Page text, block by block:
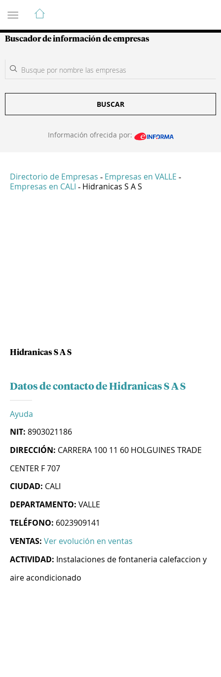
Guía de Empresas Colombianas
Buscador de información de empresas
BUSCAR
Información ofrecida por:
Directorio de Empresas - Empresas en VALLE -
Empresas en CALI - Hidranicas S A S
Hidranicas S A S
Datos de contacto de Hidranicas S A S
Ayuda
NIT: 8903021186
DIRECCIÓN: CARRERA 100 11 60 HOLGUINES TRADE
CENTER F 707
CIUDAD: CALI
DEPARTAMENTO: VALLE
TELÉFONO: 6023909141
VENTAS: Ver evolución en ventas
ACTIVIDAD: Instalaciones de fontaneria calefaccion y
aire acondicionado